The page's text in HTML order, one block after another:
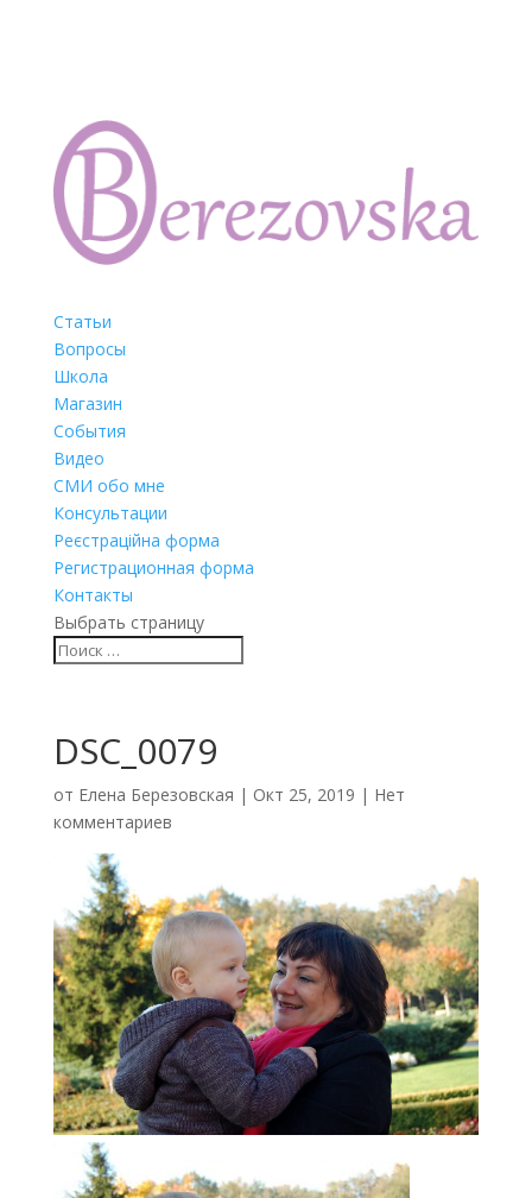
Статьи
Вопросы
Школа
Магазин
События
Видео
СМИ обо мне
Консультации
Реєстраційна форма
Регистрационная форма
Контакты
Выбрать страницу
DSC_0079
от Елена Березовская | Окт 25, 2019 | Нет
комментариев